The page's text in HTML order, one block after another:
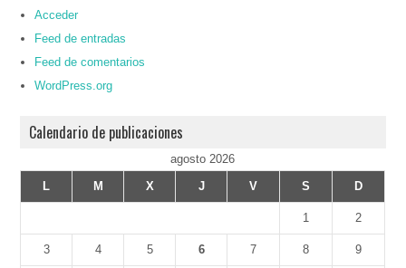
Acceder
Feed de entradas
Feed de comentarios
WordPress.org
Calendario de publicaciones
agosto 2026
L
M X J V S D
1 2
3 4 5 6 7 8 9